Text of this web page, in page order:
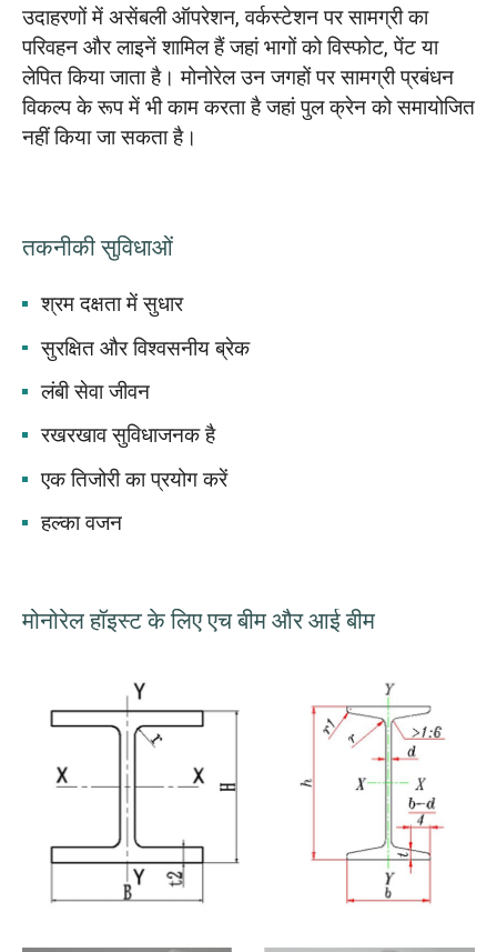
उदाहरणों में असेंबली ऑपरेशन, वर्कस्टेशन पर सामग्री का
परिवहन और लाइनें शामिल हैं जहां भागों को विस्फोट, पेंट या
लेपित किया जाता है। मोनोरेल उन जगहों पर सामग्री प्रबंधन
विकल्प के रूप में भी काम करता है जहां पुल क्रेन को समायोजित
नहीं किया जा सकता है।
तकनीकी सुविधाओं
श्रम दक्षता में सुधार
सुरक्षित और विश्वसनीय ब्रेक
लंबी सेवा जीवन
रखरखाव सुविधाजनक है
एक तिजोरी का प्रयोग करें
हल्का वजन
मोनोरेल हॉइस्ट के लिए एच बीम और आई बीम